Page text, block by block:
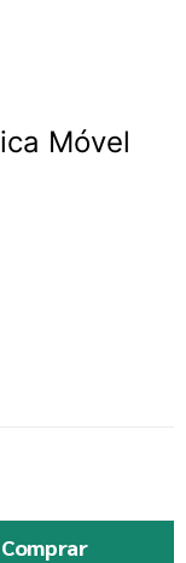
Móvel
Comprar